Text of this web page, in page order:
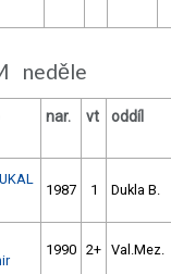
neděle
nar. vt oddíl
1987 1 Dukla B.
1990 2+ Val.Mez.